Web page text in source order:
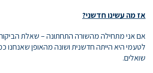
אז מה עשינו חדשני?
אם אני מתחילה מהשורה התחתונה – שאלת
לטעמי היא הייתה חדשנית ושונה מהאופן שאנחנו
שואלים.